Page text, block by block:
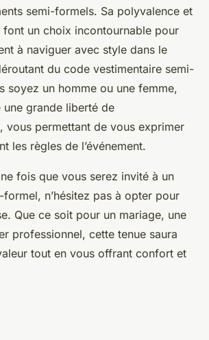
semi-formels. Sa polyvalence et
font un choix incontournable pour
à naviguer avec style dans le
du code vestimentaire semi-
soyez un homme ou une femme,
grande liberté de
vous permettant de vous exprimer
les règles de l’événement.
fois que vous serez invité à un
formel, n’hésitez pas à opter pour
Que ce soit pour un mariage, une
professionnel, cette tenue saura
tout en vous offrant confort et